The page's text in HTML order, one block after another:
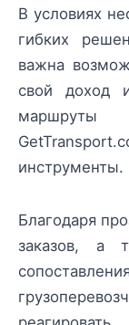
В условиях
гибких
важна
свой доход
инструменты.
Благодаря
заказов, а